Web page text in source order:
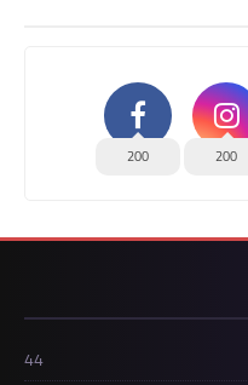
200
200
44